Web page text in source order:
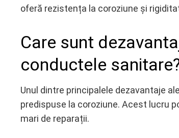
oferă rezistența la coroziune și
Care sunt
conductele
Unul dintre principalele dezavantaje
predispuse la coroziune. Acest lucru
mari de reparații.